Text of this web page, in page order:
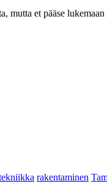
mutta et pääse
rakentaminen